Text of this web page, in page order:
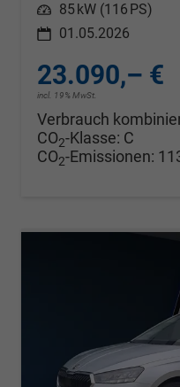
Leistung 85 kW (116 PS)
01.05.2026
23.090,– €
incl. 19% MwSt.
Verbrauch
CO2-Klasse: C
CO2-Emissionen: